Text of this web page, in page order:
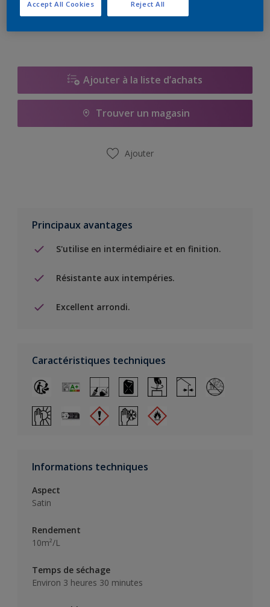
Ajouter à la liste d’achats
Trouver un magasin
Ajouter
Principaux avantages
S'utilise en intermédiaire et en finition.
Résistante aux intempéries.
Excellent arrondi.
Caractéristiques techniques
Informations techniques
Aspect
Satin
Rendement
10m²/L
Temps de séchage
Environ 3 heures 30 minutes
Reject All
Accept All Cookies